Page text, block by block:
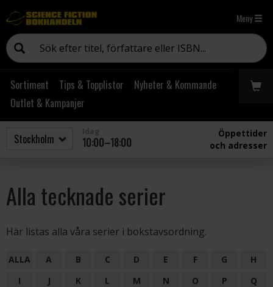
Meny
Sortiment Tips & Topplistor
Nyheter & Kommande
Outlet & Kampanjer
10:00–18:00
Öppettider
och adresser
Alla tecknade serier
Här listas alla våra serier i bokstavsordning.
ALLA A B C D E F G
H
I
J K L M N O P
Q